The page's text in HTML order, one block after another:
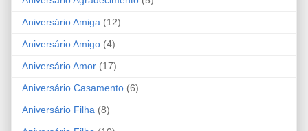
Aniversário Amiga (12)
Aniversário Amigo (4)
Aniversário Amor (17)
Aniversário Casamento (6)
Aniversário Filha (8)